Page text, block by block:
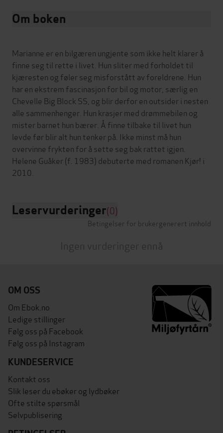
Om boken
Marianne er en bilgæren ungjente som ikke helt klarer å
finne seg til rette i livet. Hun sliter med forholdet til
kjæresten og føler seg misforstått av foreldrene. Hun
har en ekstrem fascinasjon for bil og motor, særlig en
Chevelle Big Block SS, og blir derfor en outsider i nesten
alle sammenhenger. Hun krasjer med drømmebilen og
mister barnet hun bærer. Å finne tilbake til livet hun
levde før blir alt hun tenker på. Ikke minst må hun
overvinne frykten for å sette seg bak rattet igjen.
Helene Guåker (f. 1983) debuterte med romanen Kjør! i
Leservurderinger(0)
Betingelser for brukergenerert innhold
Ingen vurderinger ennå
OM OSS
Om Ebok.no
Ledige stillinger
Følg oss på Facebook
Følg oss på Instagram
KUNDESERVICE
Kontakt oss
Slik leser du ebøker og lydbøker
Ofte stilte spørsmål
Selvpublisering